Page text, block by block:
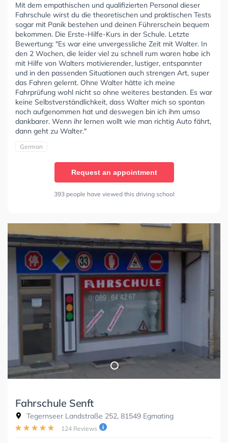
Mit dem empathischen und qualifizierten Personal dieser
Fahrschule wirst du die theoretischen und praktischen Tests
sogar mit Panik bestehen und deinen Führerschein bequem
bekommen. Die Erste-Hilfe-Kurs in der Schule. Letzte
Bewertung: "Es war eine unvergessliche Zeit mit Walter. In
den 2 Wochen, die leider viel zu schnell rum waren habe ich
mit Hilfe von Walters motivierender, lustiger, entspannter
und in den passenden Situationen auch strengen Art, super
das Fahren gelernt. Ohne Walter hätte ich meine
Fahrprüfung wohl nicht so ohne weiteres bestanden. Es war
keine Selbstverständlichkeit, dass Walter mich so spontan
noch aufgenommen hat und deswegen bin ich ihm umso
dankbarer. Wenn ihr lernen wollt wie man richtig Auto fährt,
dann geht zu Walter."
German
Request an appointment
393 people have viewed this driving school
Fahrschule Senft
Tegernseer Landstraße 252, 81549 Egmating
124 Reviews